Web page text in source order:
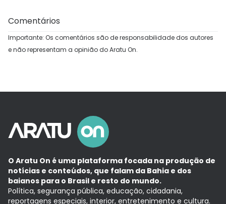
Comentários
Importante: Os comentários são de responsabilidade dos autores
e não representam a opinião do Aratu On.
O Aratu On é uma plataforma focada na produção de
notícias e conteúdos, que falam da Bahia e dos
baianos para o Brasil e resto do mundo.
Política, segurança pública, educação, cidadania,
reportagens especiais, interior, entretenimento e cultura.